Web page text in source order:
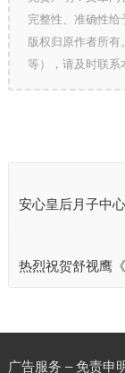
完整性、准确性
版权归原作者所
等），请及时联系
安心皇后月子中
热烈祝贺舒视鹰
广告服务 – 免责申